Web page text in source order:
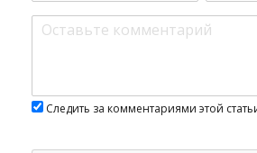
Следить за комментариями этой